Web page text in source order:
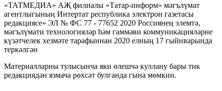
«ТАТМЕДИА» АҖ филиалы «Татар-информ» мәгълүмат
агентлыгының Интертат республика электрон газетасы
редакциясе» ЭЛ № ФС 77 - 77652 2020 Россиянең элемтә,
мәгълүмати технологияләр һәм гаммәви коммуникацияләрне
күзәтчелек хезмәте тарафыннан 2020 елның 17 гыйнварында
теркәлгән
Материалларны тулысынча яки өлешчә куллану бары тик
редакциядән язмача рөхсәт булганда гына мөмкин.